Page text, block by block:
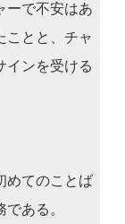
ーで不安はあ
ことと、チャ
インを受ける
めてのことば
ある。